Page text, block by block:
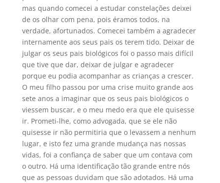
mas quando comecei a estudar constelações deixei
de os olhar com pena, pois éramos todos, na
verdade, afortunados. Comecei também a agradecer
internamente aos seus pais os terem tido. Deixar de
julgar os seus pais biológicos foi o passo mais difícil
que tive que dar, deixar de julgar e agradecer
porque eu podia acompanhar as crianças a crescer.
O meu filho passou por uma crise muito grande aos
sete anos a imaginar que os seus pais biológicos o
viessem buscar, e o meu medo era que ele quisesse
ir. Prometi-lhe, como advogada, que se ele não
quisesse ir não permitiria que o levassem a nenhum
lugar, e isto fez uma grande mudança nas nossas
vidas, foi a confiança de saber que um contava com
o outro. Há uma identificação tão grande entre nós
que as pessoas duvidam que são adotados. Há uma